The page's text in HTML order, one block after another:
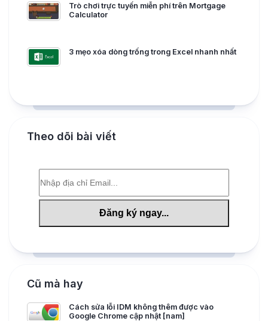
Trò chơi trực tuyến miễn phí trên Mortgage
Calculator
3 mẹo xóa dòng trống trong Excel nhanh nhất
Theo dõi bài viết
Cũ mà hay
Cách sửa lỗi IDM không thêm được vào
Google Chrome cập nhật [nam]